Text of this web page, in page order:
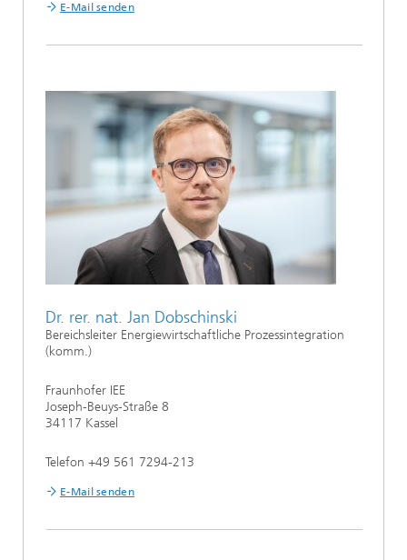
E-Mail senden
Dr. rer. nat. Jan Dobschinski
Bereichsleiter Energiewirtschaftliche Prozessintegration
(komm.)
Fraunhofer IEE
Joseph-Beuys-Straße 8
34117 Kassel
Telefon +49 561 7294-213
E-Mail senden